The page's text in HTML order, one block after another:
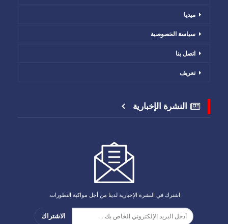
ميديا
سياسة الخصوصية
اتصل بنا
تعريف
النشرة الإخبارية
اشترك في النشرة الإخبارية لدينا من أجل مواكبة التطورات.
الاشتراك